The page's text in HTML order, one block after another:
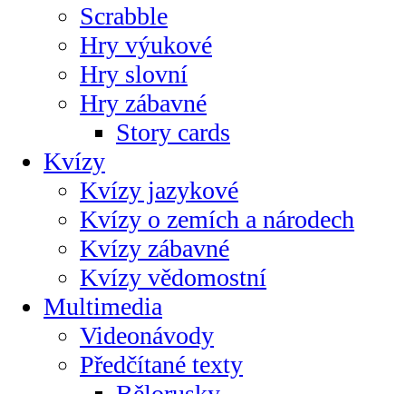
Scrabble
Hry výukové
Hry slovní
Hry zábavné
Story cards
Kvízy
Kvízy jazykové
Kvízy o zemích a národech
Kvízy zábavné
Kvízy vědomostní
Multimedia
Videonávody
Předčítané texty